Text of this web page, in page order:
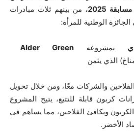
2025
، من بينهم ثلاث مبادرات
الوطنية للمرأة:
بمشروعه Alder Green
الذي يثمن
والشركات معًا، ومن خلال تحويل
كربون قابلة للتتبع، يتيح المشروع
ويكافئ الفلاحين، مما يساهم في
الأخضر.